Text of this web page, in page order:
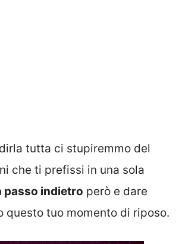
tutta ci stupiremmo del
che ti prefissi in una sola
passo indietro però e dare
questo tuo momento di riposo.